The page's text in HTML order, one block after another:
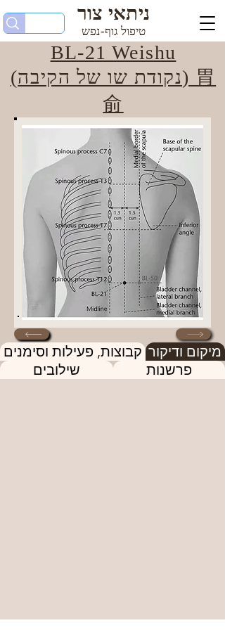
ניתאי צור
טיפול גוף-נפש
BL-21 Weishu
(נקודת שו של הקיבה) 胃
俞
מיקום ודיקור קבוצות, פעילות וסימנים
פרשנות
שילובים